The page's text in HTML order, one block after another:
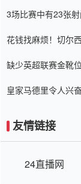
3场比赛中有23张
花钱找麻烦！切尔
缺少英超联赛金靴
皇家马德里令人兴
友情链接
24直播网